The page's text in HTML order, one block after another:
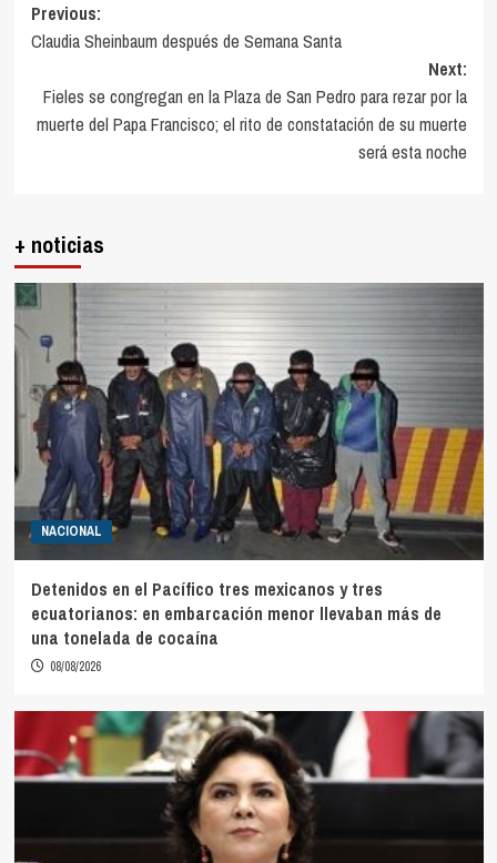
Post
navigation
Previous:
Claudia Sheinbaum después de Semana Santa
Next:
Fieles se congregan en la Plaza de San Pedro para rezar por la
muerte del Papa Francisco; el rito de constatación de su muerte
será esta noche
+ noticias
NACIONAL
Detenidos en el Pacífico tres mexicanos y tres
ecuatorianos: en embarcación menor llevaban más de
una tonelada de cocaína
08/08/2026